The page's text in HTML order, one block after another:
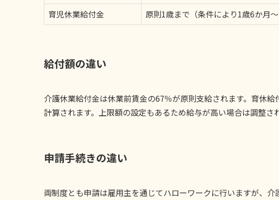
育児休業給付金
原則1歳まで（条件により1歳6か月〜
給付額の違い
介護休業給付金は休業前賃金の67％が原則支給されます。育休
計算されます。上限額の設定もあるため給与が高い場合は調整さ
申請手続きの違い
両制度とも申請は雇用主を通じてハローワークに行いますが、